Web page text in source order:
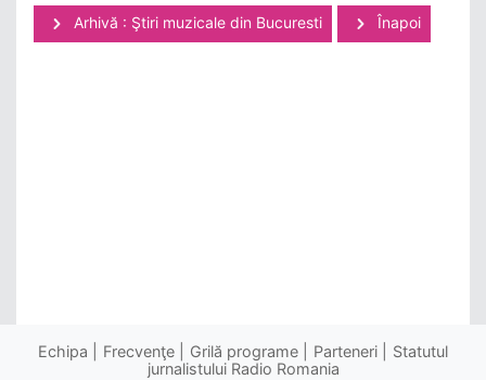
Arhivă : Ştiri muzicale din Bucuresti Înapoi
Echipa Frecvenţe Grilă programe Parteneri
Statutul
jurnalistului Radio Romania